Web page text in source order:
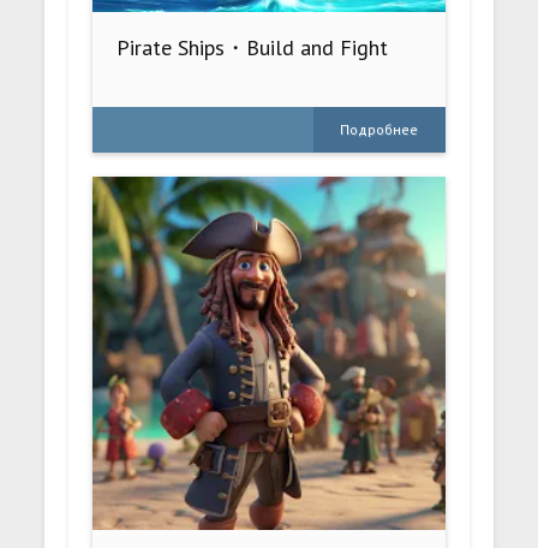
Pirate Ships・Build and Fight
Подробнее